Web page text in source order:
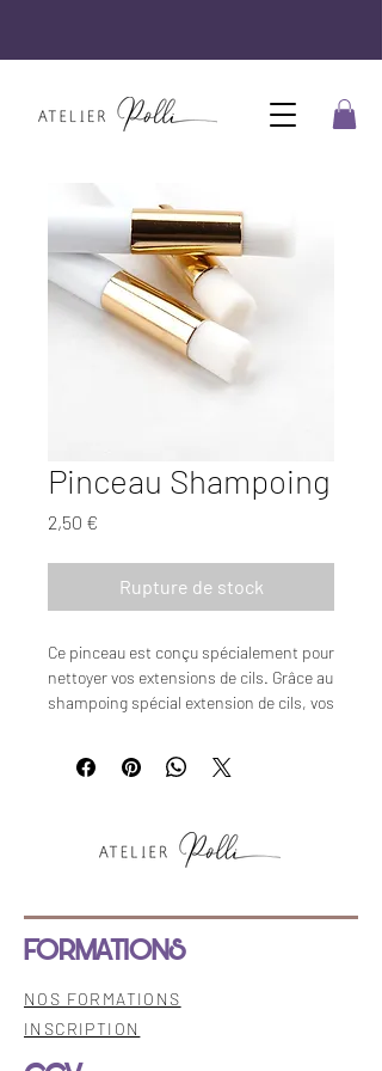
Pinceau Shampoing
2,50 €
Rupture de stock
Ce pinceau est conçu spécialement pour
nettoyer vos extensions de cils. Grâce au
shampoing spécial extension de cils, vos
FORMATIONS
NOS FORMATIONS
INSCRIPTION